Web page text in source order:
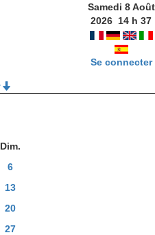
Samedi 8 Août
2026 14 h37
Se connecter
Dim.
6
13
20
27